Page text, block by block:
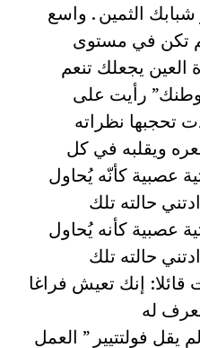
الثمين . واسع
تكن في مستوى
العين يجعلك تنعم
رأيت على
تحجبها نظراته
ويقلبه في كل
عصبية كأنّه يُحاول
حالته تلك
عصبية كأنه يُحاول
حالته تلك
قائلا: إنك تعيش فراغا
له
يقل فولتتيير ” العمل